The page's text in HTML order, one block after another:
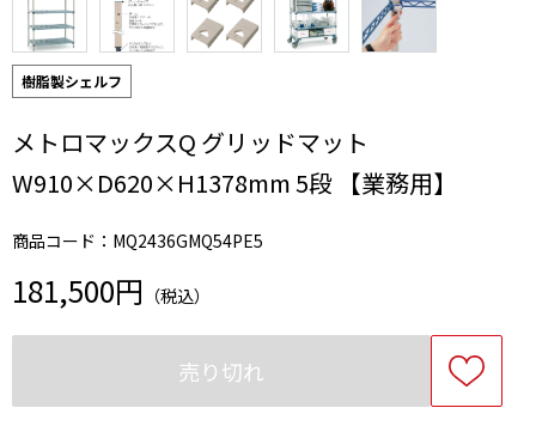
樹脂製シェルフ
メトロマックスQ グリッドマット
W910×D620×H1378mm 5段 【業務用】
商品コード：MQ2436GMQ54PE5
181,500円 （税込）
売り切れ